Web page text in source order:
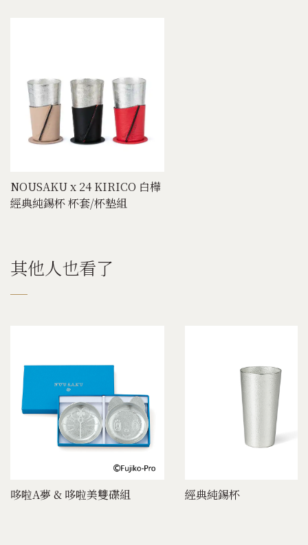
NOUSAKU x 24 KIRICO 白樺
經典純錫杯 杯套/杯墊組
其他人也看了
哆啦A夢 & 哆啦美雙碟組 經典純錫杯